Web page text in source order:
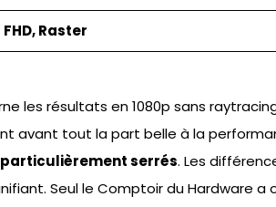
Raster
les résultats en 1080p sans
avant tout la part belle à la
serrés. Les
Seul le Comptoir du Hardware